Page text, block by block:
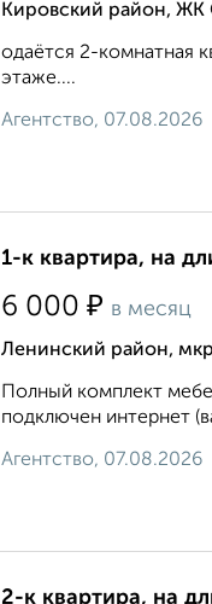
Кировский район, ЖК
одаётся 2-комнатная
этаже....
Агентство, 07.08.2026
1-к квартира, на
6 000 ₽ в месяц
Ленинский район,
Полный комплект
подключен интернет
Агентство, 07.08.2026
2-к квартира, на